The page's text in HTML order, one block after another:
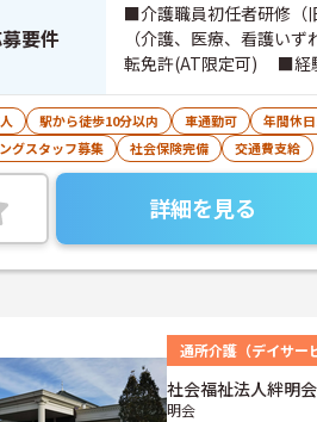
要件
■介護職員初任者研修（
（介護、医療、看護
転免許(AT限定可) ■経
た方歓迎
駅から徒歩10分以内 車通勤可 年間休
グスタッフ募集
社会保険完備 交通費支給
詳細を見る
通所介護（デイサー
社会福祉法人絆明
明会